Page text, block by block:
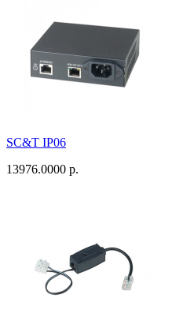
SC&T IP06
13976.0000 р.